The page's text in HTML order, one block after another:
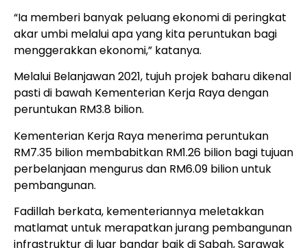
“Ia memberi banyak peluang ekonomi di peringkat
akar umbi melalui apa yang kita peruntukan bagi
menggerakkan ekonomi,” katanya.
Melalui Belanjawan 2021, tujuh projek baharu dikenal
pasti di bawah Kementerian Kerja Raya dengan
peruntukan RM3.8 bilion.
Kementerian Kerja Raya menerima peruntukan
RM7.35 bilion membabitkan RM1.26 bilion bagi tujuan
perbelanjaan mengurus dan RM6.09 bilion untuk
pembangunan.
Fadillah berkata, kementeriannya meletakkan
matlamat untuk merapatkan jurang pembangunan
infrastruktur di luar bandar baik di Sabah, Sarawak